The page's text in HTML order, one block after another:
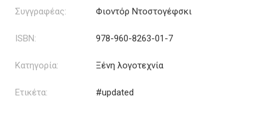
Συγγραφέας: Φιοντόρ Ντοστογέφσκι
ISBN: 978-960-8263-01-7
Κατηγορία: Ξένη λογοτεχνία
Ετικέτα: #updated